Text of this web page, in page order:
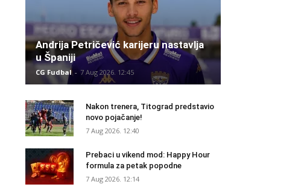
Andrija Petričević karijeru nastavlja
u Španiji
CG Fudbal - 7 Aug 2026. 12:45
Nakon trenera, Titograd predstavio
novo pojačanje!
7 Aug 2026. 12:40
Prebaci u vikend mod: Happy Hour
formula za petak popodne
7 Aug 2026. 12:14